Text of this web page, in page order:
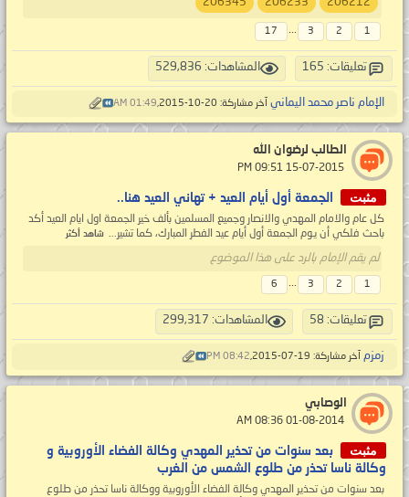
1
2
3
...
17
تعليقات: 165 المشاهدات: 529,836
الإمام ناصر محمد اليماني آخر مشاركة: 20-10-2015, 01:49 AM
الطالب لرضوان الله
مثبت الجمعة أول أيام العيد + تهاني العيد هنا..
كل عام والامام المهدي والانصار وجميع المسلمين بألف خير الجمعة اول ايام العيد أكد
باحث فلكي أن يوم الجمعة أول أيام عيد الفطر المبارك، كما تشير... شاهد أكثر
لم يقم الإمام بالرد على هذا الموضوع
1
2
3
...
6
تعليقات: 58 المشاهدات: 299,317
زمزم آخر مشاركة: 19-07-2015, 08:42 PM
الوصابي
مثبت
بعد سنوات من تحذير المهدي وكالة الفضاء الأوروبية و
وكالة ناسا تحذر من طلوع الشمس من الغرب
بعد سنوات من تحذير المهدي وكالة الفضاء الأوروبية ووكالة ناسا تحذر من طلوع